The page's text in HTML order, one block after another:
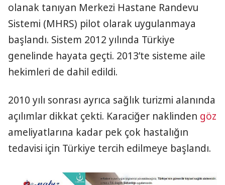
olanak tanıyan Merkezi Hastane Randevu
Sistemi (MHRS) pilot olarak uygulanmaya
başlandı. Sistem 2012 yılında Türkiye
genelinde hayata geçti. 2013’te sisteme aile
hekimleri de dahil edildi.
2010 yılı sonrası ayrıca sağlık turizmi alanında
açılımlar dikkat çekti. Karaciğer naklinden göz
ameliyatlarına kadar pek çok hastalığın
tedavisi için Türkiye tercih edilmeye başlandı.